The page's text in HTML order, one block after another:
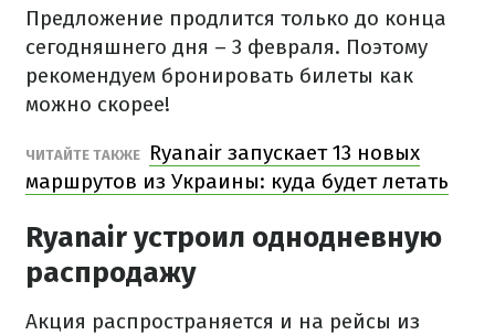
Предложение продлится только до конца
сегодняшнего дня – 3 февраля. Поэтому
рекомендуем бронировать билеты как
можно скорее!
ЧИТАЙТЕ ТАКЖЕ
Ryanair запускает 13 новых
маршрутов из Украины: куда будет летать
Ryanair устроил однодневную
распродажу
Акция распространяется и на рейсы из